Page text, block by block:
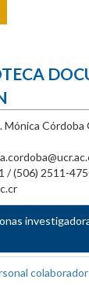
Mónica Córdoba
/ (506) 2511-
colaborador